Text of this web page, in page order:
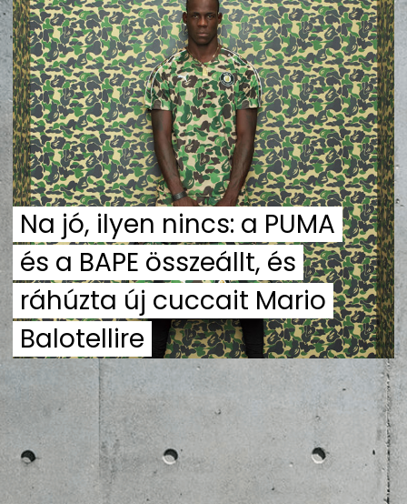
KULT
UTCA
ZENE
MÉDIAAJÁNLAT
IMPRESSZUM
PR-ARCHÍVUM
ADATKEZELÉSI TÁJÉKOZTATÓ
Na jó, ilyen nincs: a PUMA
és a BAPE összeállt, és
ráhúzta új cuccait Mario
Balotellire